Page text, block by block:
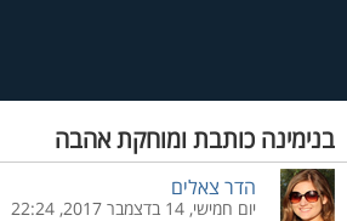
בנימינה כותבת ומוחקת אהבה
הדר צאלים
יום חמישי, 14 בדצמבר 2017, 22:24